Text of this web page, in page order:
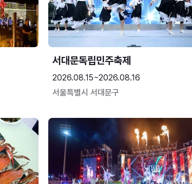
서대문독립민주축제
2026.08.15~2026.08.16
서울특별시 서대문구